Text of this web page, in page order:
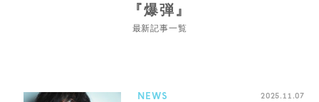
『爆弾』
最新記事一覧
NEWS 2025.11.07